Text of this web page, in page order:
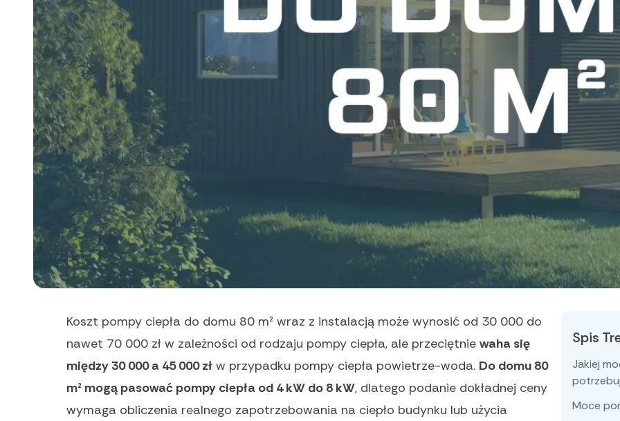
Koszt pompy ciepła do domu 80 m² wraz z instalacją może wynosić od 30 000 do
nawet 70 000 zł w zależności od rodzaju pompy ciepła, ale przeciętnie waha się
między 30 000 a 45 000 zł w przypadku pompy ciepła powietrze-woda. Do domu 80
m² mogą pasować pompy ciepła od 4 kW do 8 kW, dlatego podanie dokładnej ceny
wymaga obliczenia realnego zapotrzebowania na ciepło budynku lub użycia
Spis
Jakiej
Moce